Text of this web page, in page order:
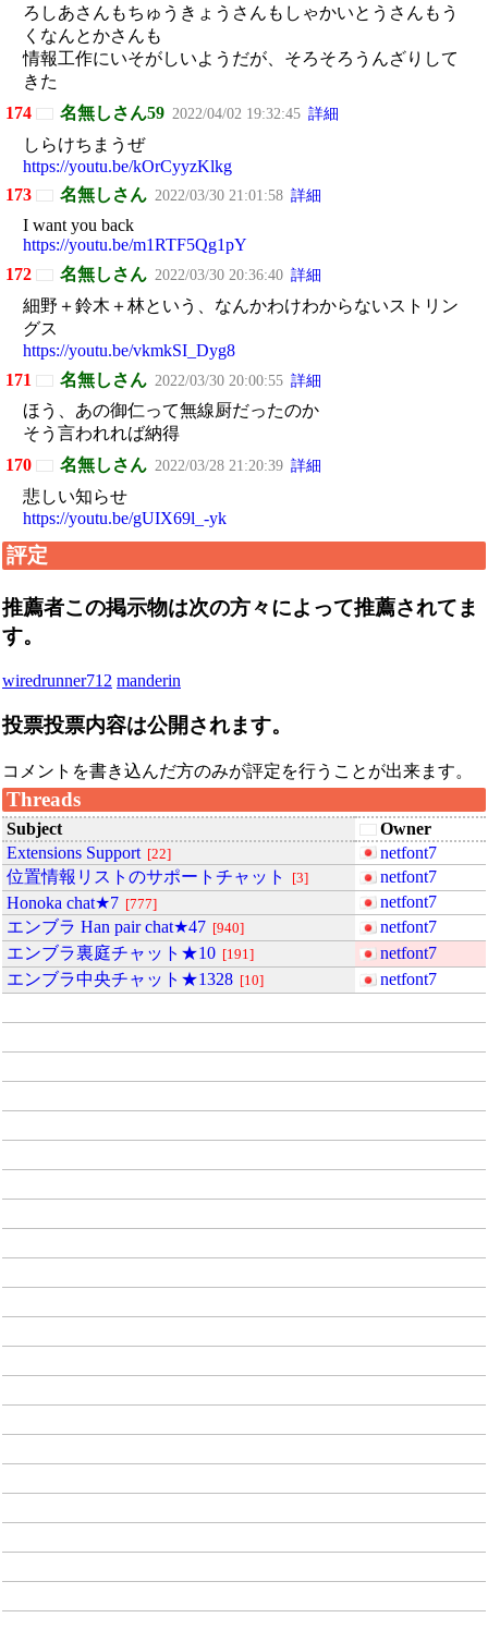
ろしあさんもちゅうきょうさんもしゃかいとうさんもう
くなんとかさんも
情報工作にいそがしいようだが、そろそろうんざりして
きた
174
名無しさん59 2022/04/02 19:32:45 詳細
しらけちまうぜ
https://youtu.be/kOrCyyzKlkg
173
名無しさん 2022/03/30 21:01:58 詳細
I want you back
https://youtu.be/m1RTF5Qg1pY
172
名無しさん 2022/03/30 20:36:40 詳細
細野＋鈴木＋林という、なんかわけわからないストリン
グス
https://youtu.be/vkmkSI_Dyg8
171
名無しさん 2022/03/30 20:00:55 詳細
ほう、あの御仁って無線厨だったのか
そう言われれば納得
170
名無しさん 2022/03/28 21:20:39 詳細
悲しい知らせ
https://youtu.be/gUIX69l_-yk
評定
推薦者この掲示物は次の方々によって推薦されてま
す。
wiredrunner712 manderin
投票投票内容は公開されます。
コメントを書き込んだ方のみが評定を行うことが出来ます。
Threads
Subject
Owner
Extensions Support
22
netfont7
位置情報リストのサポートチャット
3
netfont7
Honoka chat★7
777
netfont7
エンブラ Han pair chat★47
940
netfont7
エンブラ裏庭チャット★10
191
netfont7
エンブラ中央チャット★1328
10 netfont7